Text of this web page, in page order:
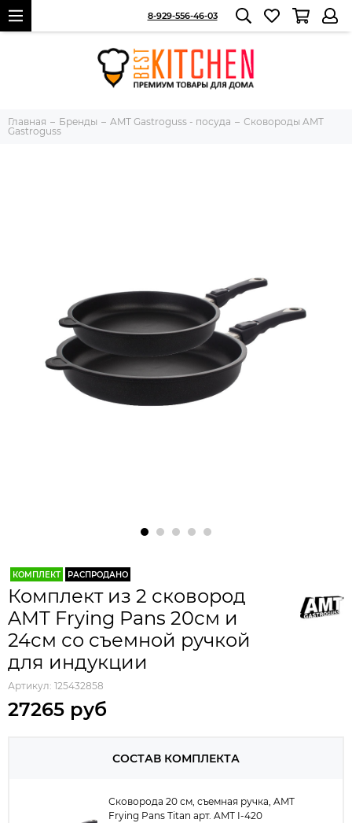
8-929-556-46-03
Главная Бренды AMT Gastroguss - посуда
Сковороды AMT
Gastroguss
КОМПЛЕКТ РАСПРОДАНО
Комплект из 2 сковород
AMT Frying Pans 20см и
24см со съемной ручкой
для индукции
Артикул: 125432858
27265 руб
СОСТАВ КОМПЛЕКТА
Сковорода 20 см, съемная ручка, AMT
Frying Pans Titan арт. AMT I-420